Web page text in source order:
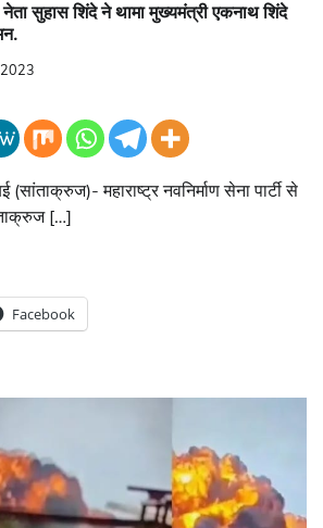
नेता सुहास शिंदे ने थामा मुख्यमंत्री एकनाथ शिंदे
महाराष्ट्र नवनिर्माण सेना पार्टी से
[…]
Facebook